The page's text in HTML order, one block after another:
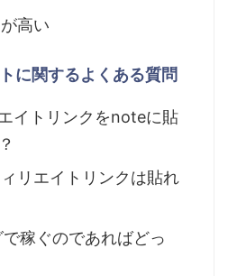
高い
に関するよくある質問
イトリンクをnoteに貼
リエイトリンクは貼れ
稼ぐのであればどっ